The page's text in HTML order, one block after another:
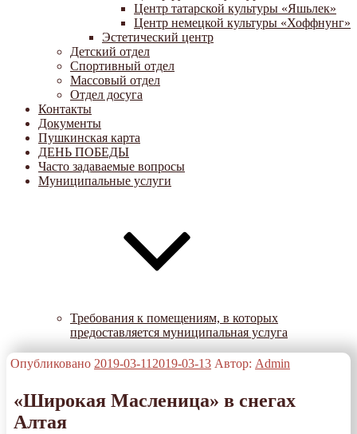
Центр татарской культуры «Яшьлек»
Центр немецкой культуры «Хоффнунг»
Эстетический центр
Детский отдел
Спортивный отдел
Массовый отдел
Отдел досуга
Контакты
Документы
Пушкинская карта
ДЕНЬ ПОБЕДЫ
Часто задаваемые вопросы
Муниципальные услуги
Требования к помещениям, в которых
предоставляется муниципальная услуга
Опубликовано 2019-03-11 2019-03-13 Автор: Admin
«Широкая Масленица» в снегах
Алтая